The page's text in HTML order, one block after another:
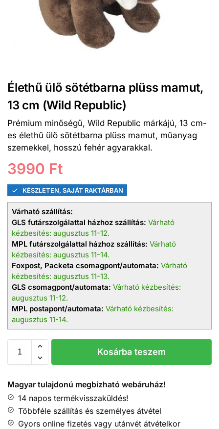
Élethű ülő sötétbarna plüss mamut,
13 cm (Wild Republic)
Prémium minőségű, Wild Republic márkájú, 13 cm-
es élethű ülő sötétbarna plüss mamut, műanyag
szemekkel, hosszú fehér agyarakkal.
3990 Ft
KÉSZLETEN, SAJÁT RAKTÁRBAN
Várható szállítás:
GLS futárszolgálattal házhoz szállítás: Várható
kézbesítés: augusztus 11-12.
MPL futárszolgálattal házhoz szállítás: Várható
kézbesítés: augusztus 11-14.
Foxpost, Packeta csomagpont/automata: Várható
kézbesítés: augusztus 11-13.
GLS csomagpont/automata: Várható kézbesítés:
augusztus 11-12.
MPL postapont/automata: Várható kézbesítés:
augusztus 11-14.
Kosárba teszem
Magyar tulajdonú megbízható webáruház!
14 napos termékvisszaküldés!
Többféle szállítás és személyes átvétel
Gyors online fizetés vagy utánvét átvételkor